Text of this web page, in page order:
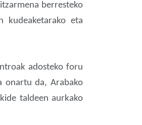
berresteko
kudeaketarako eta
adosteko foru
onartu da, Arabako
taldeen aurkako